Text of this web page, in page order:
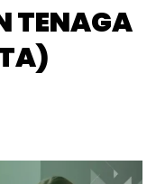
TENAGA